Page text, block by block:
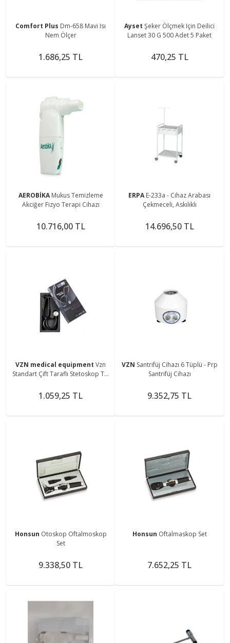
Comfort Plus Dm-658 Mavi Isı
Nem Ölçer
1.686,25 TL
Ayset Şeker Ölçmek Için Deilici
Lanset 30 G 500 Adet 5 Paket
470,25 TL
AEROBİKAMukus Temizleme
Akciğer Fizyo Terapi Cihazı
10.716,00 TL
ERPAE-233a - Cihaz Arabası
Çekmeceli, Askılıklı
14.696,50 TL
VZN medical equipment Vzn
Standart Çift Taraflı Stetoskop Ty-
1.059,25 TL
VZN Santrifüj Cihazı 6 Tüplü - Prp
Santrifüj Cihazı
9.352,75 TL
Honsun Otoskop Oftalmoskop
Set
9.338,50 TL
Honsun Oftalmaskop Set
7.652,25 TL